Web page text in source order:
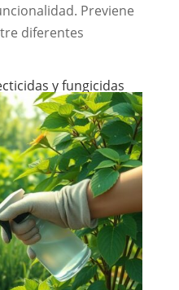
Previene
diferentes
y fungicidas